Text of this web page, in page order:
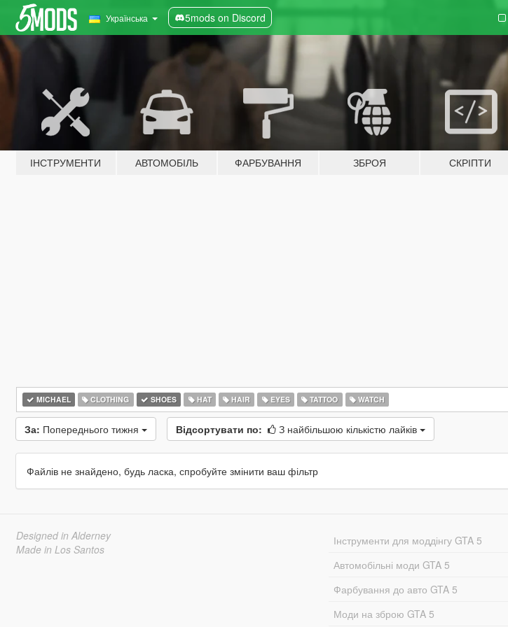
Українська 5mods on Discord
ІНСТРУМЕНТИ АВТОМОБІЛЬ ФАРБУВАННЯ ЗБРОЯ СКРІПТИ
MICHAEL CLOTHING SHOES HAT HAIR EYES TATTOO WATCH
За: Попереднього тижня Відсортувати по: З найбільшою кількістю лайків
Файлів не знайдено, будь ласка, спробуйте змінити ваш фільтр
Designed in Alderney
Made in Los Santos
Інструменти для моддінгу GTA 5
Автомобільні моди GTA 5
Фарбування до авто GTA 5
Моди на зброю GTA 5